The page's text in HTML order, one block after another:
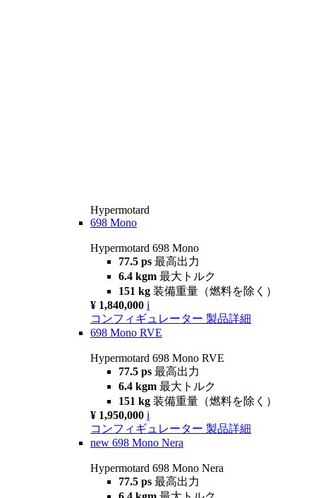
Hypermotard
698 Mono
Hypermotard 698 Mono
77.5 ps 最高出力
6.4 kgm 最大トルク
151 kg 装備重量（燃料を除く）
¥ 1,840,000 i
コンフィギュレーター 製品詳細
698 Mono RVE
Hypermotard 698 Mono RVE
77.5 ps 最高出力
6.4 kgm 最大トルク
151 kg 装備重量（燃料を除く）
¥ 1,950,000 i
コンフィギュレーター 製品詳細
new 698 Mono Nera
Hypermotard 698 Mono Nera
77.5 ps 最高出力